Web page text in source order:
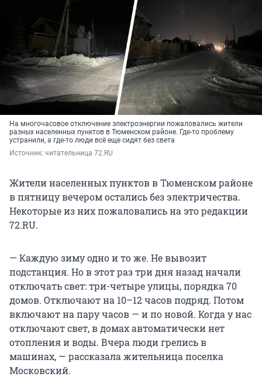
На многочасовое отключение электроэнергии пожаловались жители
разных населенных пунктов в Тюменском районе. Где-то проблему
устранили, а где-то люди всё еще сидят без света
Источник: читательница 72.RU
Жители населенных пунктов в Тюменском районе
в пятницу вечером остались без электричества.
Некоторые из них пожаловались на это редакции
72.RU.
— Каждую зиму одно и то же. Не вывозит
подстанция. Но в этот раз три дня назад начали
отключать свет: три-четыре улицы, порядка 70
домов. Отключают на 10–12 часов подряд. Потом
включают на пару часов — и по новой. Когда у нас
отключают свет, в домах автоматически нет
отопления и воды. Вчера люди грелись в
машинах, — рассказала жительница поселка
Московский.